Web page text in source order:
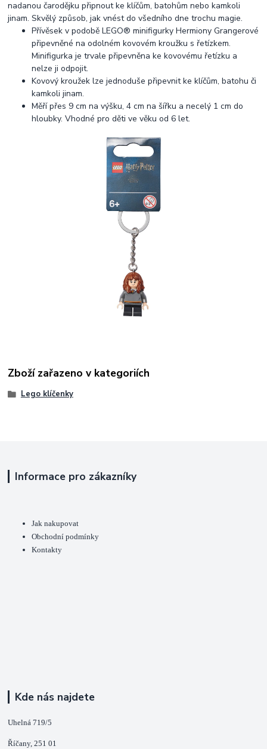
nadanou čarodějku připnout ke klíčům, batohům nebo kamkoli
jinam. Skvělý způsob, jak vnést do všedního dne trochu magie.
Přívěsek v podobě LEGO® minifigurky Hermiony Grangerové
připevněné na odolném kovovém kroužku s řetízkem.
Minifigurka je trvale připevněna ke kovovému řetízku a
nelze ji odpojit.
Kovový kroužek lze jednoduše připevnit ke klíčům, batohu či
kamkoli jinam.
Měří přes 9 cm na výšku, 4 cm na šířku a necelý 1 cm do
hloubky. Vhodné pro děti ve věku od 6 let.
Zboží zařazeno v kategoriích
Lego klíčenky
Informace pro zákazníky
Jak nakupovat
Obchodní podmínky
Kontakty
Kde nás najdete
Uhelná 719/5
Říčany, 251 01